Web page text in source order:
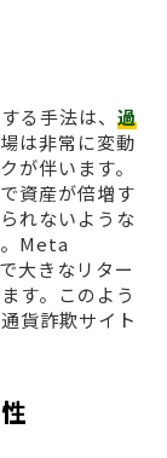
る手法は、 過
は非常に変動
が伴います。
資産が倍増す
れないような
Meta
大きなリター
す。このよう
貨詐欺サイト